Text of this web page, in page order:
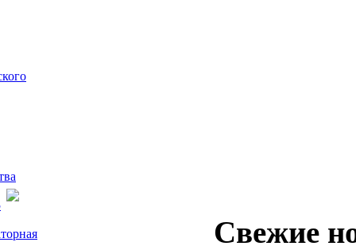
Свежие